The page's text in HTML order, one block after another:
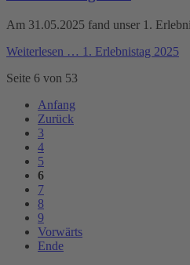
Am 31.05.2025 fand unser 1.
Weiterlesen … 1. Erlebnistag 2025
Seite 6 von 53
Anfang
Zurück
3
4
5
6
7
8
9
Vorwärts
Ende